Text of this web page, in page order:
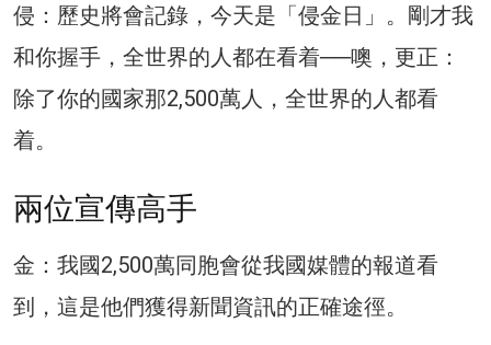
侵：歷史將會記錄，今天是「侵金日」。剛才我
和你握手，全世界的人都在看着──噢，更正：
除了你的國家那2,500萬人，全世界的人都看
着。
兩位宣傳高手
金：我國2,500萬同胞會從我國媒體的報道看
到，這是他們獲得新聞資訊的正確途徑。